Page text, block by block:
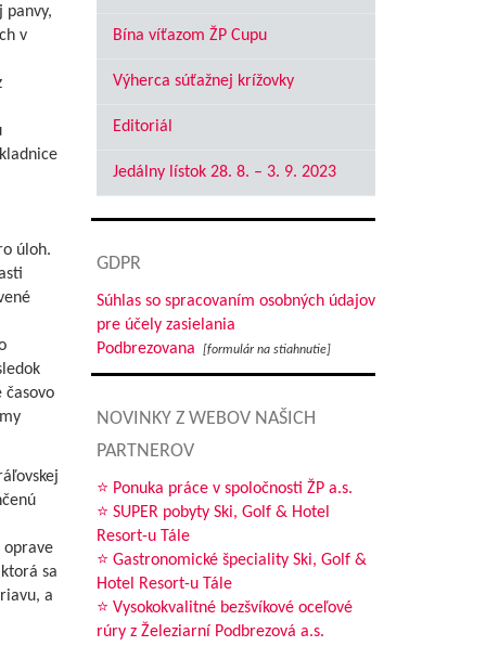
panvy,
v
úloh.
oprave
sa
a
Bína víťazom ŽP Cupu
Výherca súťažnej krížovky
Editoriál
Jedálny lístok 28. 8. – 3. 9. 2023
GDPR
Súhlas so spracovaním osobných údajov
pre účely zasielania
Podbrezovana
[formulár na stiahnutie]
NOVINKY Z WEBOV NAŠICH
PARTNEROV
⭐ Ponuka práce v spoločnosti ŽP a.s.
⭐ SUPER pobyty Ski, Golf & Hotel
Resort-u Tále
⭐ Gastronomické špeciality Ski, Golf &
Hotel Resort-u Tále
⭐ Vysokokvalitné bezšvíkové oceľové
rúry z Železiarní Podbrezová a.s.